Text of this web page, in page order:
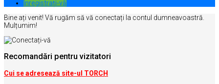
Inregistrați-vă
Bine ați venit! Vă rugăm să vă conectați la contul dumneavoastră.
Mulțumim!
Recomandări pentru vizitatori
Cui se adresează site-ul TORCH